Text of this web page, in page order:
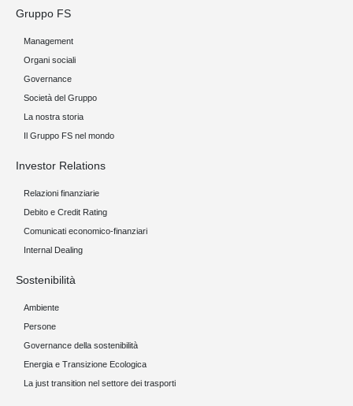
Gruppo FS
Management
Organi sociali
Governance
Società del Gruppo
La nostra storia
Il Gruppo FS nel mondo
Investor Relations
Relazioni finanziarie
Debito e Credit Rating
Comunicati economico-finanziari
Internal Dealing
Sostenibilità
Ambiente
Persone
Governance della sostenibilità
Energia e Transizione Ecologica
La just transition nel settore dei trasporti